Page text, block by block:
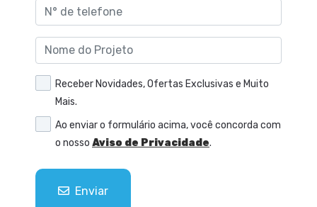
Receber Novidades, Ofertas Exclusivas e Muito
Mais.
Ao enviar o formulário acima, você concorda com
o nosso Aviso de Privacidade.
Enviar